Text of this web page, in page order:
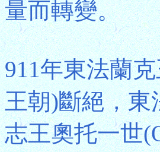
量而轉變。
911年東法蘭
王朝)斷絕，東
志王奧托一世